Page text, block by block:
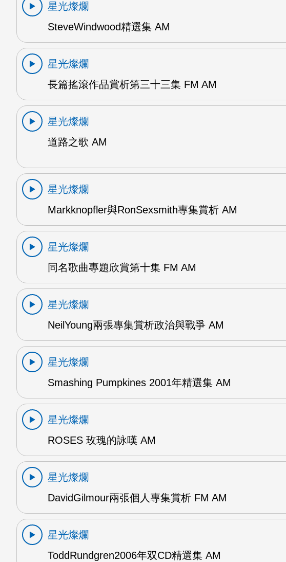
星光燦爛
SteveWindwood精選集 AM
星光燦爛
長篇搖滾作品賞析第三十三集 FM AM
星光燦爛
道路之歌 AM
星光燦爛
Markknopfler與RonSexsmith專集賞析 AM
星光燦爛
同名歌曲專題欣賞第十集 FM AM
星光燦爛
NeilYoung兩張專集賞析政治與戰爭 AM
星光燦爛
Smashing Pumpkines 2001年精選集 AM
星光燦爛
ROSES 玫瑰的詠嘆 AM
星光燦爛
DavidGilmour兩張個人專集賞析 FM AM
星光燦爛
ToddRundgren2006年双CD精選集 AM